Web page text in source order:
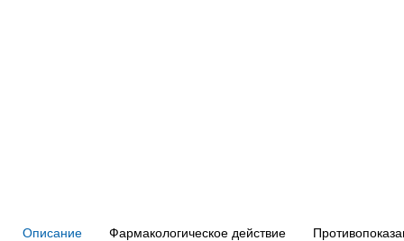
Описание Фармакологическое действие